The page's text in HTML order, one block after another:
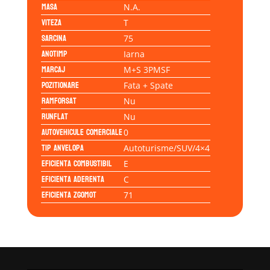
Masa N.A.
Viteza T
Sarcina 75
Anotimp Iarna
Marcaj M+S 3PMSF
Pozitionare Fata + Spate
Ramforsat Nu
Runflat Nu
Autovehicule comerciale0
Tip anvelopa Autoturisme/SUV/4×4
Eficienta Combustibil E
Eficienta Aderenta C
Eficienta Zgomot 71